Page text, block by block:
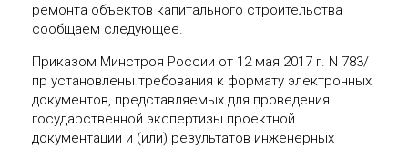
ремонта объектов капитального строительства
сообщаем следующее.
Приказом Минстроя России от 12 мая 2017 г. N 783/
пр установлены требования к формату электронных
документов, представляемых для проведения
государственной экспертизы проектной
документации и (или) результатов инженерных